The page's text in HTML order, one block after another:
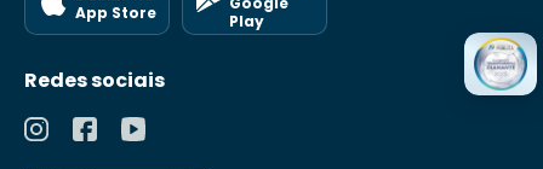
App Store
Play
Redes sociais